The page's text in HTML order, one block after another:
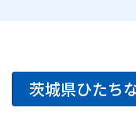
茨城県ひたち